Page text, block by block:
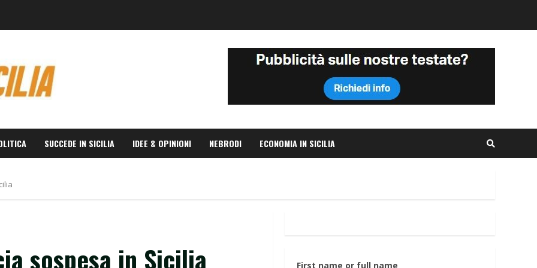
SUCCEDE IN SICILIA IDEE & OPINIONI NEBRODI ECONOMIA IN SICILIA
sospesa in Sicilia First name or full name